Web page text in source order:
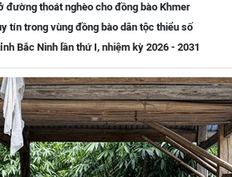
đường thoát nghèo cho đồng bào Khmer
tín trong vùng đồng bào dân tộc thiểu số
Bắc Ninh lần thứ I, nhiệm kỳ 2026 - 2031